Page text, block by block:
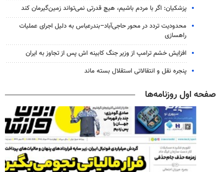
پزشکیان: اگر با مردم باشیم، هیچ قدرتی نمی‌تواند زمین‌گیرمان کند
محدودیت تردد در محور حاجی‌آباد–بندرعباس به دلیل اجرای عملیات
راهسازی
افزایش خشم ترامپ از وزیر جنگ کابینه اش پس از تجاوز به ایران
پنجره‌ نقل و انتقالاتی استقلال بسته ماند
صفحه اول روزنامه‌ها